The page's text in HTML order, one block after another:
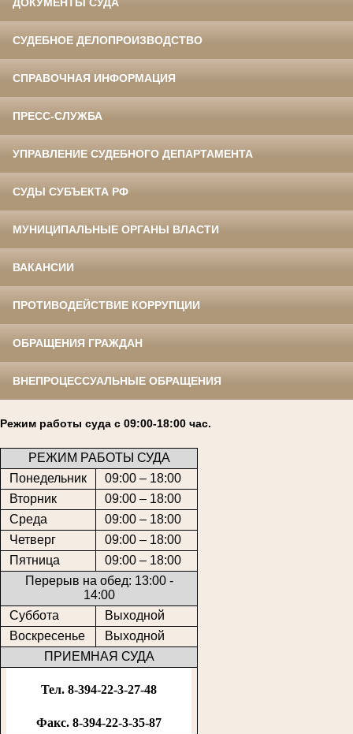
СУДЕБНОЕ ДЕЛОПРОИЗВОДСТВО
СПРАВОЧНАЯ ИНФОРМАЦИЯ
ПРЕСС-СЛУЖБА
УПРАВЛЕНИЕ СУДЕБНОГО ДЕПАРТАМЕНТА
СУДЫ СУБЪЕКТА РФ
МУНИЦИПАЛЬНЫЕ ОРГАНЫ ВЛАСТИ
ВАКАНСИИ
ПРОТИВОДЕЙСТВИЕ КОРРУПЦИИ
ОБРАЩЕНИЯ ГРАЖДАН
ВНЕПРОЦЕССУАЛЬНЫЕ ОБРАЩЕНИЯ
Режим работы суда с 09:00-18:00 час.
РЕЖИМ РАБОТЫ СУДА
Понедельник
09:00 – 18:00
Вторник
09:00 – 18:00
Среда
09:00 – 18:00
Четверг
09:00 – 18:00
Пятница
09:00 – 18:00
Перерыв на обед: 13:00 -
14:00
Суббота
Выходной
Воскресенье
Выходной
ПРИЕМНАЯ СУДА
Тел. 8-394-22-3-27-48
Факс. 8-394-22-3-35-87